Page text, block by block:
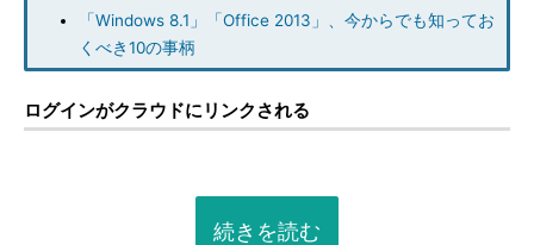
「Windows 8.1」「Office 2013」、今からでも知ってお
くべき10の事柄
ログインがクラウドにリンクされる
続きを読む